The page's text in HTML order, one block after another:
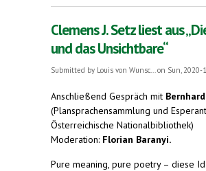
Clemens J. Setz liest aus
und das Unsichtbare“
Submitted by Louis von Wunsc... on Sun, 2020-
Anschließend Gespräch mit
(Plansprachensammlung und
Österreichische Nationalbibliothek)
Moderation: Florian Baranyi.
Pure meaning, pure poetry – diese